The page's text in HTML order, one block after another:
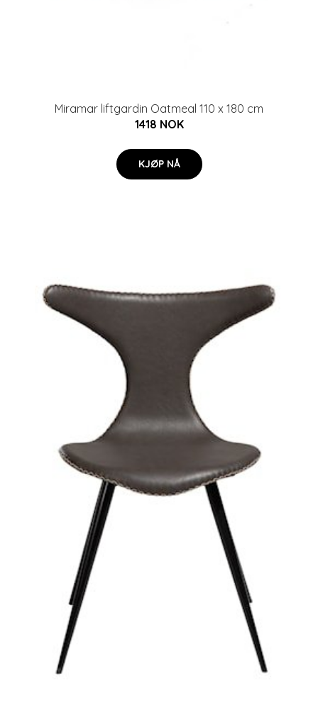
Miramar liftgardin Oatmeal 110 x 180 cm
1418 NOK
KJØP NÅ